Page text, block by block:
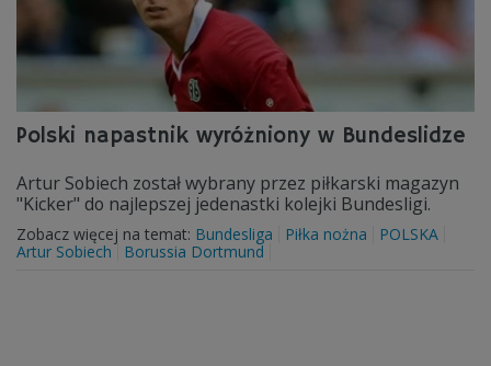
Polski napastnik wyróżniony w Bundeslidze
Artur Sobiech został wybrany przez piłkarski magazyn
"Kicker" do najlepszej jedenastki kolejki Bundesligi.
Zobacz więcej na temat: Bundesliga Piłka nożna
POLSKA
Artur Sobiech
Borussia Dortmund